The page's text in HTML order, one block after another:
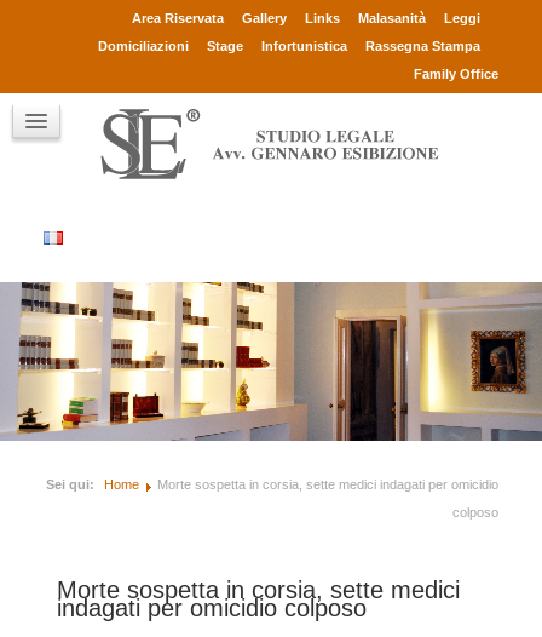
Area Riservata Gallery Links Malasanità
Leggi
Domiciliazioni
Stage Infortunistica
Rassegna Stampa
Family Office
Avv. Gennaro Esibizione
Collaboratori
Clienti
Chi sono
Contatti
Sei qui: Home
Morte sospetta in corsia, sette medici indagati per omicidio
colposo
Morte sospetta in corsia, sette medici
indagati per omicidio colposo